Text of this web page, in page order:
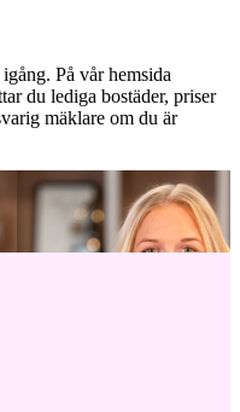
På vår hemsida
du lediga bostäder, priser
mäklare om du är